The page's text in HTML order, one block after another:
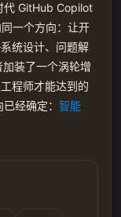
代 GitHub Copilot
一个方向：让开
统设计、问题解
装了一个涡轮增
程师才能达到的
经确定： 智能